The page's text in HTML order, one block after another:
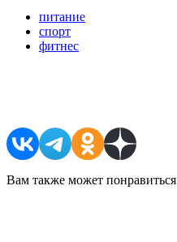
питание
спорт
фитнес
Вам также может понравиться